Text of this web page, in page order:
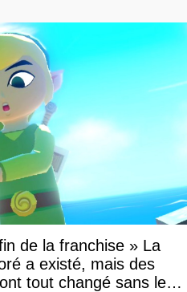
de la franchise » La
a existé, mais des
tout changé sans le